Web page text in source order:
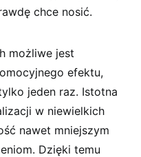
chce nosić.
możliwe jest
efektu,
jeden raz. Istotna
w niewielkich
nawet mniejszym
Dzięki temu